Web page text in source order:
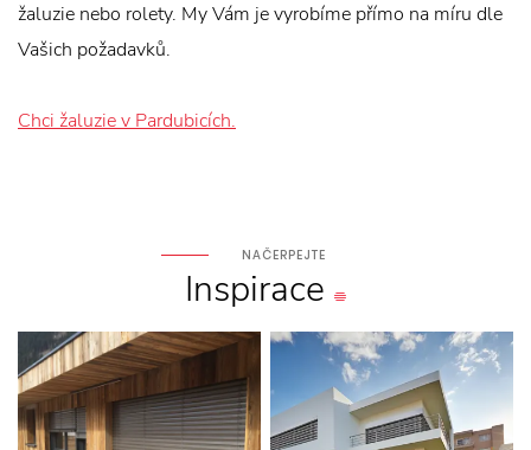
žaluzie nebo rolety. My Vám je vyrobíme přímo na míru dle
Vašich požadavků.
Chci žaluzie v Pardubicích.
NAČERPEJTE
Inspirace